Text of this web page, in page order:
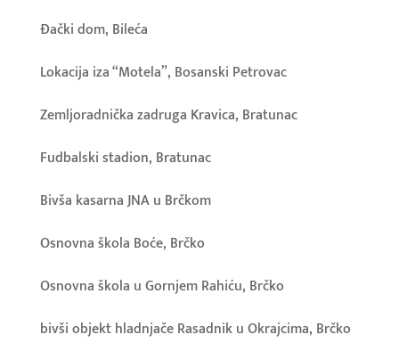
Đački dom, Bileća
Lokacija iza “Motela”, Bosanski Petrovac
Zemljoradnička zadruga Kravica, Bratunac
Fudbalski stadion, Bratunac
Bivša kasarna JNA u Brčkom
Osnovna škola Boće, Brčko
Osnovna škola u Gornjem Rahiću, Brčko
bivši objekt hladnjače Rasadnik u Okrajcima, Brčko